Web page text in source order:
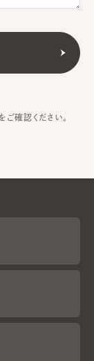
ご確認ください。